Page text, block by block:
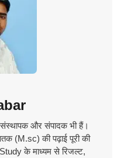
और संपादक भी हैं।
(M.sc) की पढ़ाई पूरी की
के माध्यम से रिजल्ट,